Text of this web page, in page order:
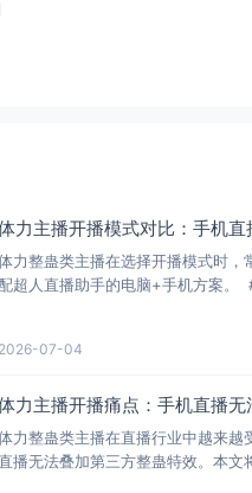
力主播开播模式对比：手机
力整蛊类主播在选择开播模式时
超人直播助手的电脑+手机方案。
2026-07-04
力主播开播痛点：手机直播
力整蛊类主播在直播行业中越来
播无法叠加第三方整蛊特效。本